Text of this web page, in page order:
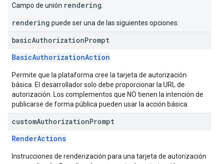
Campo de unión rendering
rendering puede ser una de las siguientes opciones:
basicAuthorizationPrompt
BasicAuthorizationAction
Permite que la plataforma cree la tarjeta de autorización
básica. El desarrollador solo debe proporcionar la URL de
autorización. Los complementos que NO tienen la intención de
publicarse de forma pública pueden usar la acción básica.
customAuthorizationPrompt
RenderActions
Instrucciones de renderización para una tarjeta de autorización